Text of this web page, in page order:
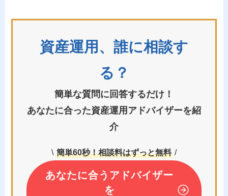
資産運用、誰に相談す
る？
簡単な質問に回答するだけ！
あなたに合った資産運用アドバイザーを紹
介
\ 簡単60秒！相談料はずっと無料 /
あなたに合うアドバイザー
を